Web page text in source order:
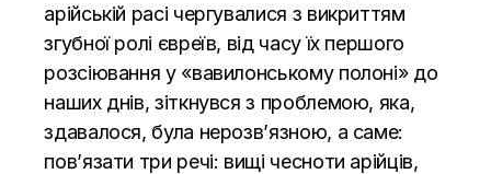
арійській расі чергувалися з викриттям
згубної ролі євреїв, від часу їх першого
розсіювання у «вавилонському полоні» до
наших днів, зіткнувся з проблемою, яка,
здавалося, була нерозв’язною, а саме:
пов’язати три речі: вищі чесноти арійців,